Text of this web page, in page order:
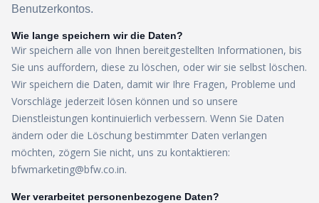
Benutzerkontos.
Wie lange speichern wir die Daten?
Wir speichern alle von Ihnen bereitgestellten Informationen, bis
Sie uns auffordern, diese zu löschen, oder wir sie selbst löschen.
Wir speichern die Daten, damit wir Ihre Fragen, Probleme und
Vorschläge jederzeit lösen können und so unsere
Dienstleistungen kontinuierlich verbessern. Wenn Sie Daten
ändern oder die Löschung bestimmter Daten verlangen
möchten, zögern Sie nicht, uns zu kontaktieren:
bfwmarketing@bfw.co.in.
Wer verarbeitet personenbezogene Daten?